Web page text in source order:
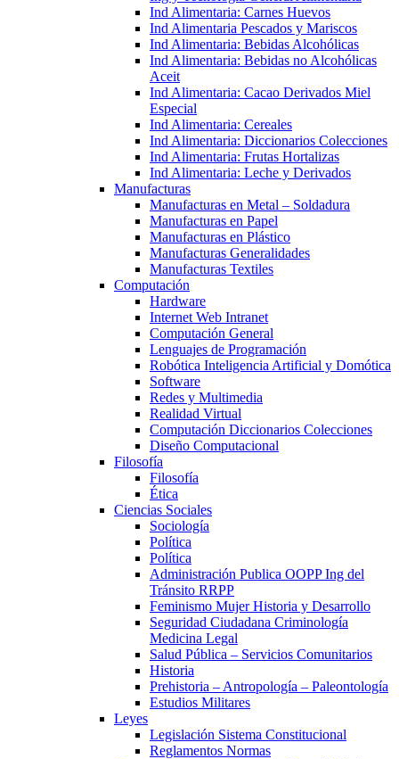
Ind Alimentaria: Carnes Huevos
Ind Alimentaria Pescados y Mariscos
Ind Alimentaria: Bebidas Alcohólicas
Ind Alimentaria: Bebidas no Alcohólicas
Aceit
Ind Alimentaria: Cacao Derivados Miel
Especial
Ind Alimentaria: Cereales
Ind Alimentaria: Diccionarios Colecciones
Ind Alimentaria: Frutas Hortalizas
Ind Alimentaria: Leche y Derivados
Manufacturas
Manufacturas en Metal – Soldadura
Manufacturas en Papel
Manufacturas en Plástico
Manufacturas Generalidades
Manufacturas Textiles
Computación
Hardware
Internet Web Intranet
Computación General
Lenguajes de Programación
Robótica Inteligencia Artificial y Domótica
Software
Redes y Multimedia
Realidad Virtual
Computación Diccionarios Colecciones
Diseño Computacional
Filosofía
Filosofía
Ética
Ciencias Sociales
Sociología
Política
Política
Administración Publica OOPP Ing del
Tránsito RRPP
Feminismo Mujer Historia y Desarrollo
Seguridad Ciudadana Criminología
Medicina Legal
Salud Pública – Servicios Comunitarios
Historia
Prehistoria – Antropología – Paleontología
Estudios Militares
Leyes
Legislación Sistema Constitucional
Reglamentos Normas